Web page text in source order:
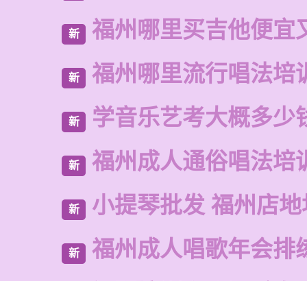
新 福州哪里买吉他便宜
新 福州哪里流行唱法培
新 学音乐艺考大概多少
新 福州成人通俗唱法培
新 小提琴批发 福州店
新 福州成人唱歌年会排